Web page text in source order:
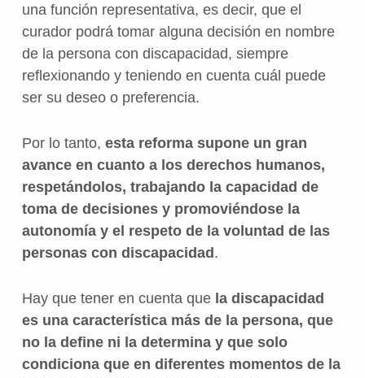
una función representativa, es decir, que el
curador podrá tomar alguna decisión en nombre
de la persona con discapacidad, siempre
reflexionando y teniendo en cuenta cuál puede
ser su deseo o preferencia.
Por lo tanto, esta reforma supone un gran
avance en cuanto a los derechos humanos,
respetándolos, trabajando la capacidad de
toma de decisiones y promoviéndose la
autonomía y el respeto de la voluntad de las
personas con discapacidad.
Hay que tener en cuenta que la discapacidad
es una característica más de la persona, que
no la define ni la determina y que solo
condiciona que en diferentes momentos de la